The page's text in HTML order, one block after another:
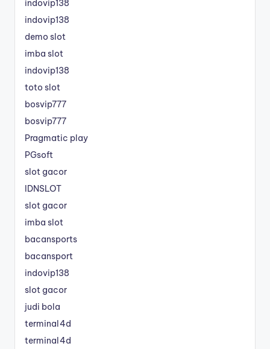
indovip138
indovip138
demo slot
imba slot
indovip138
toto slot
bosvip777
bosvip777
Pragmatic play
PGsoft
slot gacor
IDNSLOT
slot gacor
imba slot
bacansports
bacansport
indovip138
slot gacor
judi bola
terminal4d
terminal4d